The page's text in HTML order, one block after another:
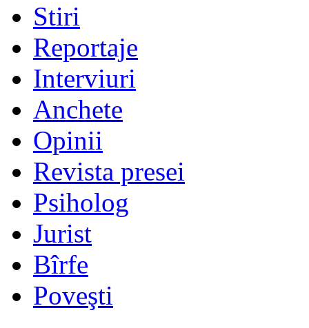
Stiri
Reportaje
Interviuri
Anchete
Opinii
Revista presei
Psiholog
Jurist
Bîrfe
Poveşti